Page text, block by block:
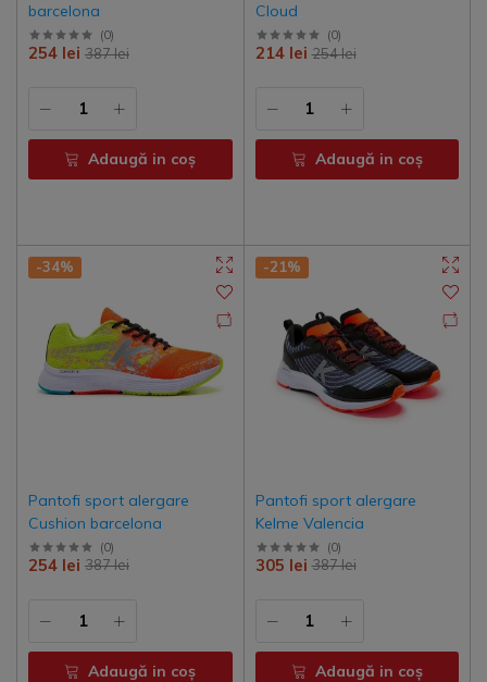
barcelona
(0)
387 lei
254 lei
Adaugă in coş
Cloud
(0)
254 lei
214 lei
Adaugă in coş
-34%
Pantofi sport alergare
Cushion barcelona
(0)
387 lei
254 lei
Adaugă in coş
-21%
Pantofi sport alergare
Kelme Valencia
(0)
387 lei
305 lei
Adaugă in coş